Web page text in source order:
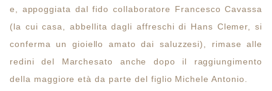
e, appoggiata dal fido collaboratore Francesco Cavassa
(la cui casa, abbellita dagli affreschi di Hans Clemer, si
conferma un gioiello amato dai saluzzesi), rimase alle
redini del Marchesato anche dopo il raggiungimento
della maggiore età da parte del figlio Michele Antonio.